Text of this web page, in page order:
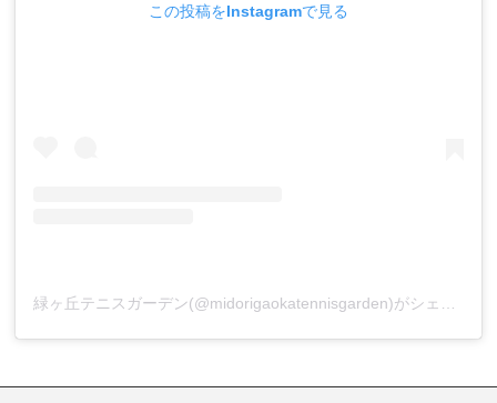
この投稿をInstagramで見る
緑ヶ丘テニスガーデン(@midorigaokatennisgarden)がシェアした投稿